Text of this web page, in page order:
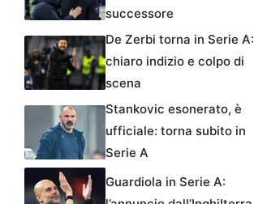
successore
De Zerbi torna in Serie A:
chiaro indizio e colpo di
scena
Stankovic esonerato, è
ufficiale: torna subito in
Serie A
Guardiola in Serie A: